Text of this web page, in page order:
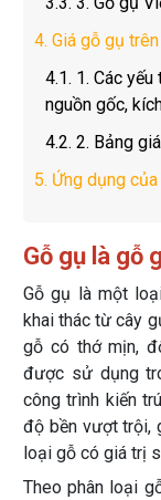
4. Giá gỗ gụ
4.1. 1. Các
nguồn gốc,
4.2. 2. Bảng
5. Ứng dụng
Gỗ gụ là gỗ
Gỗ gụ là một
khai thác từ cây
gỗ có thớ mịn,
được sử dụng
công trình kiến
độ bền vượt trội,
loại gỗ có giá trị
Theo phân loại